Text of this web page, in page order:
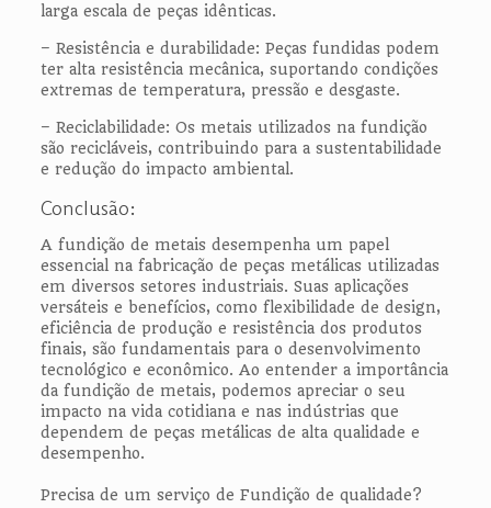
larga escala de peças idênticas.
– Resistência e durabilidade: Peças fundidas podem
ter alta resistência mecânica, suportando condições
extremas de temperatura, pressão e desgaste.
– Reciclabilidade: Os metais utilizados na fundição
são recicláveis, contribuindo para a sustentabilidade
e redução do impacto ambiental.
Conclusão:
A fundição de metais desempenha um papel
essencial na fabricação de peças metálicas utilizadas
em diversos setores industriais. Suas aplicações
versáteis e benefícios, como flexibilidade de design,
eficiência de produção e resistência dos produtos
finais, são fundamentais para o desenvolvimento
tecnológico e econômico. Ao entender a importância
da fundição de metais, podemos apreciar o seu
impacto na vida cotidiana e nas indústrias que
dependem de peças metálicas de alta qualidade e
desempenho.
Precisa de um serviço de Fundição de qualidade?